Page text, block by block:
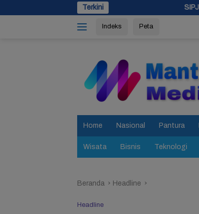
ke
TerkiniSIPJAMAN Resmi
Indeks Peta
Home Nasional Pantura
Wisata Bisnis Teknologi
Beranda Headline
Headline